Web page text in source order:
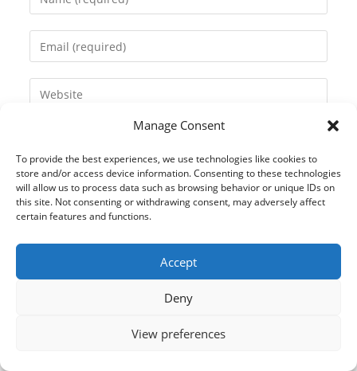
Manage Consent
To provide the best experiences, we use technologies like cookies to
store and/or access device information. Consenting to these technologies
will allow us to process data such as browsing behavior or unique IDs on
this site. Not consenting or withdrawing consent, may adversely affect
certain features and functions.
Accept
Deny
View preferences
your
name
Enter
your
email
address
Enter
your
(optional)
© 2021 Kaméleon Hungary Kft. Minden jog fenntartva. All rights